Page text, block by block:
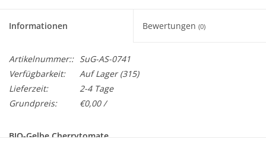
Informationen Bewertungen (0)
Artikelnummer:: SuG-AS-0741
Verfügbarkeit:
Auf Lager(315)
Lieferzeit:
2-4 Tage
Grundpreis:
€0,00 /
BIO-Gelbe Cherrytomate